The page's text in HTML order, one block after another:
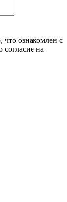
ознакомлен с
согласие на